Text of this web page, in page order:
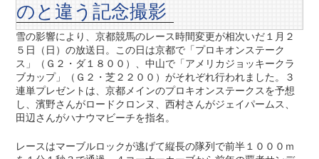
のと違う記念撮影
雪の影響により、京都競馬のレース時間変更が相次いだ１月２
５日（日）の放送日。この日は京都で「プロキオンステーク
ス」（Ｇ２・ダ１８００）、中山で「アメリカジョッキークラ
ブカップ」（Ｇ２・芝２２００）がそれぞれ行われました。３
連単プレゼントは、京都メインのプロキオンステークスを予想
し、濱野さんがロードクロンヌ、西村さんがジェイパームス、
田辺さんがハナウマビーチを指名。
レースはマーブルロックが逃げて縦長の隊列で前半１０００ｍ